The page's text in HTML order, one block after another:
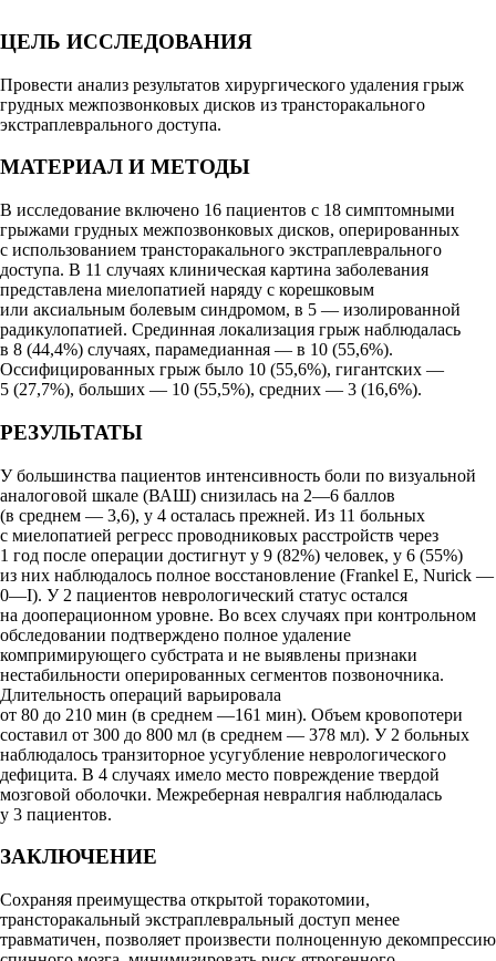
ЦЕЛЬ ИССЛЕДОВАНИЯ
Провести анализ результатов хирургического удаления грыж
грудных межпозвонковых дисков из трансторакального
экстраплеврального доступа.
МАТЕРИАЛ И МЕТОДЫ
В исследование включено 16 пациентов с 18 симптомными
грыжами грудных межпозвонковых дисков, оперированных
с использованием трансторакального экстраплеврального
доступа. В 11 случаях клиническая картина заболевания
представлена миелопатией наряду с корешковым
или аксиальным болевым синдромом, в 5 — изолированной
радикулопатией. Срединная локализация грыж наблюдалась
в 8 (44,4%) случаях, парамедианная — в 10 (55,6%).
Оссифицированных грыж было 10 (55,6%), гигантских —
5 (27,7%), больших — 10 (55,5%), средних — 3 (16,6%).
РЕЗУЛЬТАТЫ
У большинства пациентов интенсивность боли по визуальной
аналоговой шкале (ВАШ) снизилась на 2—6 баллов
(в среднем — 3,6), у 4 осталась прежней. Из 11 больных
с миелопатией регресс проводниковых расстройств через
1 год после операции достигнут у 9 (82%) человек, у 6 (55%)
из них наблюдалось полное восстановление (Frankel E, Nurick —
0—I). У 2 пациентов неврологический статус остался
на дооперационном уровне. Во всех случаях при контрольном
обследовании подтверждено полное удаление
компримирующего субстрата и не выявлены признаки
нестабильности оперированных сегментов позвоночника.
Длительность операций варьировала
от 80 до 210 мин (в среднем —161 мин). Объем кровопотери
составил от 300 до 800 мл (в среднем — 378 мл). У 2 больных
наблюдалось транзиторное усугубление неврологического
дефицита. В 4 случаях имело место повреждение твердой
мозговой оболочки. Межреберная невралгия наблюдалась
у 3 пациентов.
ЗАКЛЮЧЕНИЕ
Сохраняя преимущества открытой торакотомии,
трансторакальный экстраплевральный доступ менее
травматичен, позволяет произвести полноценную декомпрессию